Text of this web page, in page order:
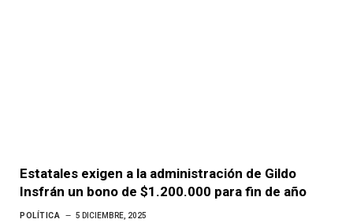
Estatales exigen a la administración de Gildo
Insfrán un bono de $1.200.000 para fin de año
POLÍTICA 5 DICIEMBRE, 2025